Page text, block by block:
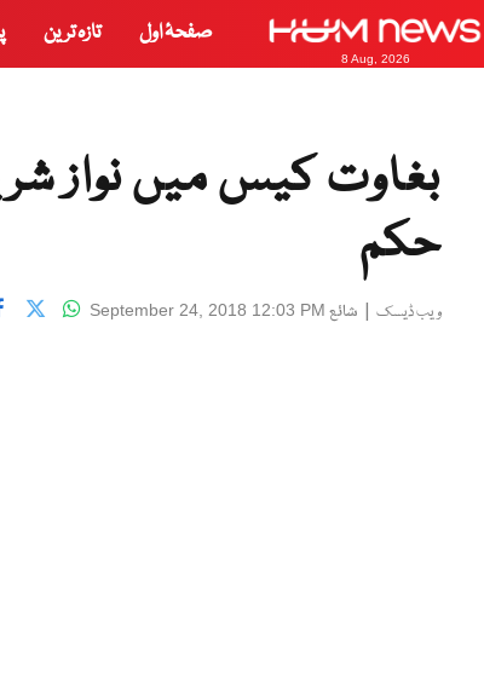
8 Aug, 2026
صفحۂ اول تازہ ترین
بغاوت کیس میں نواز
حکم
ویب ڈیسک | شائع September 24, 2018 12:03 PM